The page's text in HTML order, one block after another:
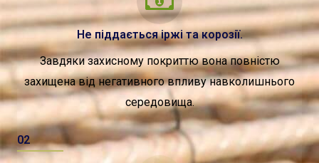
Не піддається іржі та корозії.
Завдяки захисному покриттю вона повністю
захищена від негативного впливу навколишнього
середовища.
02